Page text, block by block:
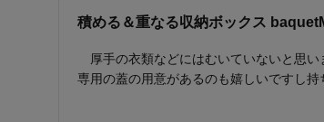
積める＆重なる収納ボックス
厚手の衣類などにはむいていないと思い
専用の蓋の用意があるのも嬉しいですし